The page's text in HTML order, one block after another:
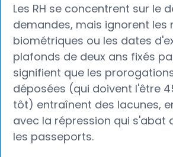
Les RH se concentrent sur le
demandes, mais ignorent les
biométriques ou les dates
plafonds de deux ans fixés
signifient que les
déposées (qui doivent l'être
tôt) entraînent des lacunes,
avec la répression qui s'abat
les passeports.